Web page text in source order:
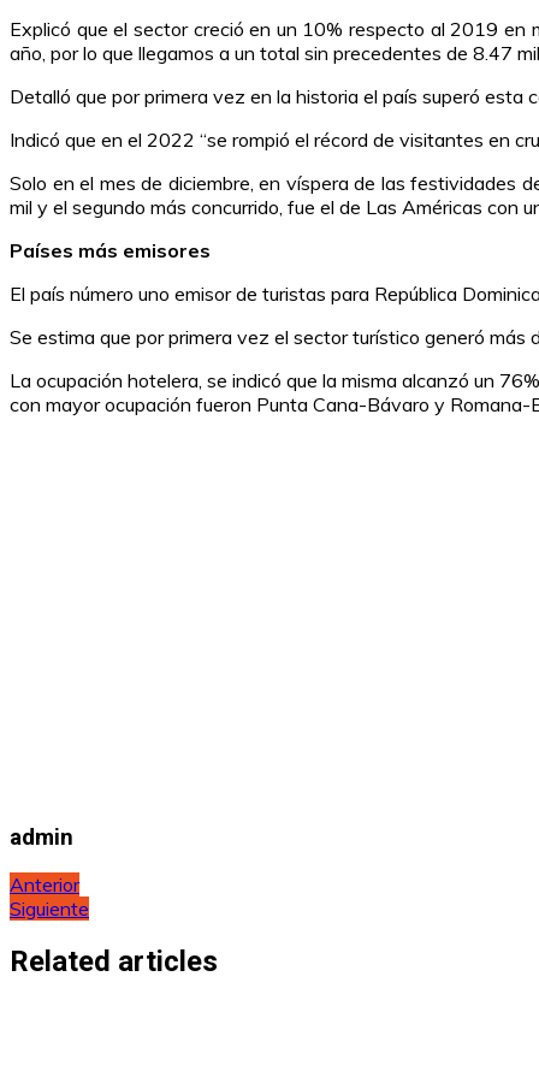
Explicó que el sector creció en un 10% respecto al 2019
año, por lo que llegamos a un total sin precedentes de 8.47
Detalló que por primera vez en la historia el país superó
Indicó que en el 2022 “se rompió el récord de visitantes en
Solo en el mes de diciembre, en víspera de las festividades
mil y el segundo más concurrido, fue el de Las Américas con
Países más emisores
El país número uno emisor de turistas para República
Se estima que por primera vez el sector turístico generó más
La ocupación hotelera, se indicó que la misma alcanzó un
con mayor ocupación fueron Punta Cana-Bávaro y
admin
Navegación
de
entradas
Anterior
Siguiente
Related articles